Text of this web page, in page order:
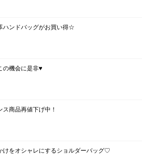
ハンドバッグがお買い得☆
の機会に是非♥
ス商品再値下げ中！
けをオシャレにするショルダーバッグ♡